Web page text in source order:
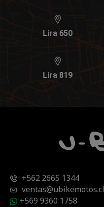
Lira 650
Lira 819
+562 2665 1344
ventas@ubikemotos.cl
+569 9360 1758